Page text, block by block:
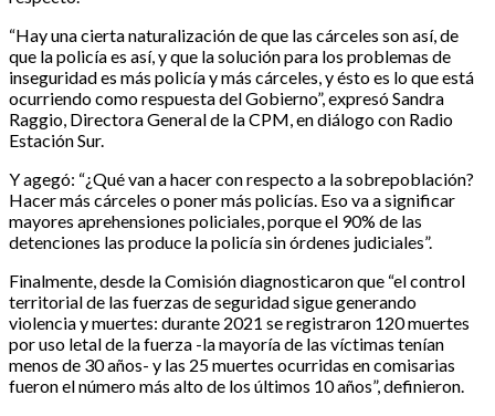
“Hay una cierta naturalización de que las cárceles son así, de
que la policía es así, y que la solución para los problemas de
inseguridad es más policía y más cárceles, y ésto es lo que está
ocurriendo como respuesta del Gobierno”, expresó Sandra
Raggio, Directora General de la CPM, en diálogo con Radio
Estación Sur.
Y agegó: “¿Qué van a hacer con respecto a la sobrepoblación?
Hacer más cárceles o poner más policías. Eso va a significar
mayores aprehensiones policiales, porque el 90% de las
detenciones las produce la policía sin órdenes judiciales”.
Finalmente, desde la Comisión diagnosticaron que “el control
territorial de las fuerzas de seguridad sigue generando
violencia y muertes: durante 2021 se registraron 120 muertes
por uso letal de la fuerza -la mayoría de las víctimas tenían
menos de 30 años- y las 25 muertes ocurridas en comisarias
fueron el número más alto de los últimos 10 años”, definieron.